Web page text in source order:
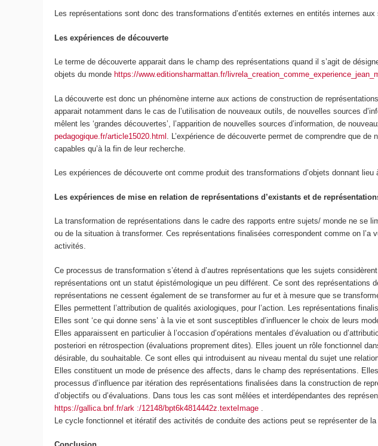
Les représentations sont donc des transformations d’entités externes en entités internes
Les expériences de découverte
Le terme de découverte apparait dans le champ des représentations quand il s’agit de
objets du monde https://www.editionsharmattan.fr/
La découverte est donc un phénomène interne aux actions de construction de
apparait notamment dans le cas de l’utilisation de nouveaux outils, de nouvelles sources
mêlent les ‘grandes découvertes’, l’apparition de nouvelles sources d’information, de
pedagogique.fr/article15020.html . L’expérience de découverte permet de comprendre que
capables qu’à la fin de leur recherche.
Les expériences de découverte ont comme produit des transformations d’objets donnant
Les expériences de mise en relation de représentations d’existants et de
La transformation de représentations dans le cadre des rapports entre sujets/ monde ne se
ou de la situation à transformer. Ces représentations finalisées correspondent comme on
activités.
Ce processus de transformation s’étend à d’autres représentations que les sujets
représentations ont un statut épistémologique un peu différent. Ce sont des
représentations ne cessent également de se transformer au fur et à mesure que se
Elles permettent l’attribution de qualités axiologiques, pour l’action. Les représentations
Elles sont ‘ce qui donne sens’ à la vie et sont susceptibles d’influencer le choix de leurs
Elles apparaissent en particulier à l’occasion d’opérations mentales d’évaluation ou
posteriori en rétrospection (évaluations proprement dites). Elles jouent un rôle fonctionnel
désirable, du souhaitable.Ce sont elles qui introduisent au niveau mental du sujet une
Elles constituent un mode de présence des affects, dans le champ des représentations .
processus d’influence par itération des représentations finalisées dans la construction de
d’objectifs ou d’évaluations. Dans tous les cas sont mêlées et interdépendantes des
https://gallica.bnf.fr/ark :/12148/bpt6k4814442z.texteImage
Le cycle fonctionnel et itératif des activités de conduite des actions peut se représenter de